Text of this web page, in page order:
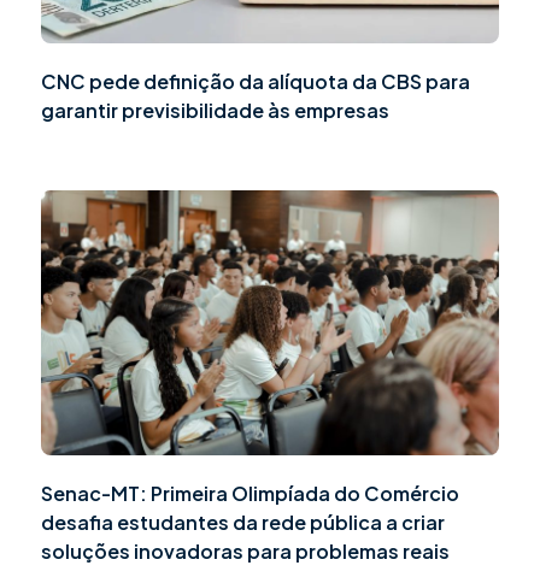
CNC pede definição da alíquota da CBS para
garantir previsibilidade às empresas
Senac-MT: Primeira Olimpíada do Comércio
desafia estudantes da rede pública a criar
soluções inovadoras para problemas reais